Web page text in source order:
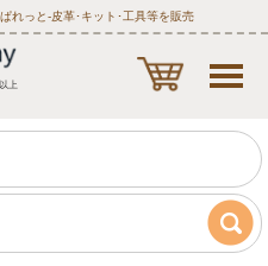
れっと‐皮革･キット･工具等を販売
上